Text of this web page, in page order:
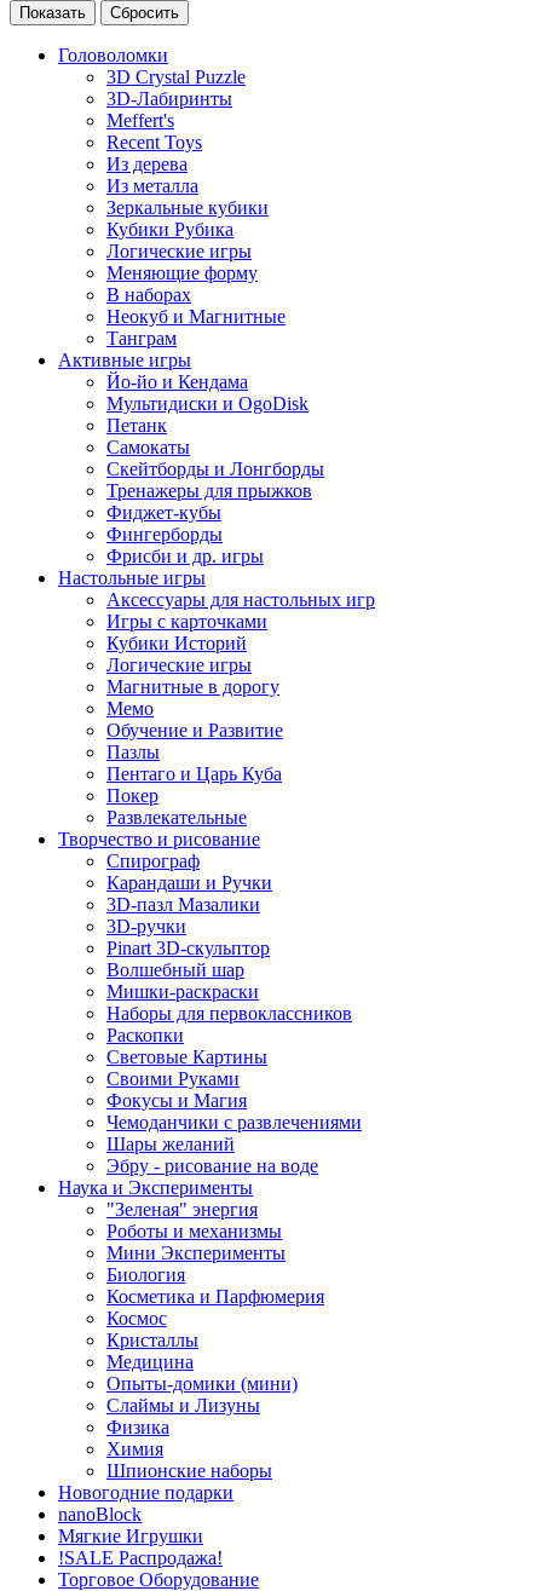
Головоломки
3D Crystal Puzzle
3D-Лабиринты
Meffert's
Recent Toys
Из дерева
Из металла
Зеркальные кубики
Кубики Рубика
Логические игры
Меняющие форму
В наборах
Неокуб и Магнитные
Танграм
Активные игры
Йо-йо и Кендама
Мультидиски и OgoDisk
Петанк
Самокаты
Скейтборды и Лонгборды
Тренажеры для прыжков
Фиджет-кубы
Фингерборды
Фрисби и др. игры
Настольные игры
Аксессуары для настольных игр
Игры с карточками
Кубики Историй
Логические игры
Магнитные в дорогу
Мемо
Обучение и Развитие
Пазлы
Пентаго и Царь Куба
Покер
Развлекательные
Творчество и рисование
Спирограф
Карандаши и Ручки
3D-пазл Мазалики
3D-ручки
Pinart 3D-скульптор
Волшебный шар
Мишки-раскраски
Наборы для первоклассников
Раскопки
Световые Картины
Своими Руками
Фокусы и Магия
Чемоданчики с развлечениями
Шары желаний
Эбру - рисование на воде
Наука и Эксперименты
"Зеленая" энергия
Роботы и механизмы
Мини Эксперименты
Биология
Косметика и Парфюмерия
Космос
Кристаллы
Медицина
Опыты-домики (мини)
Слаймы и Лизуны
Физика
Химия
Шпионские наборы
Новогодние подарки
nanoBlock
Мягкие Игрушки
!SALE Распродажа!
Торговое Оборудование